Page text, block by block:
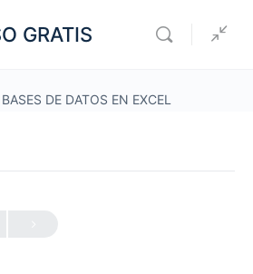
GRATIS
DE DATOS EN EXCEL